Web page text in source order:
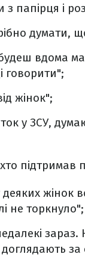
з папірця і
думати,
вдома
говорити";
жінок";
у ЗСУ,
хто
жінок
не торкнуло";
доглядають